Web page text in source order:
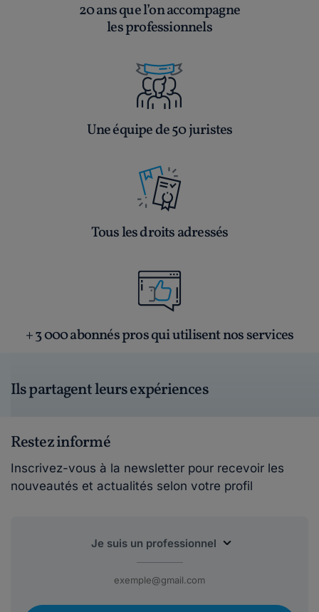
20 ans que l’on accompagne
les professionnels
Une équipe de 50 juristes
Tous les droits adressés
+ 3 000 abonnés pros qui utilisent nos services
Ils partagent leurs expériences
Restez informé
Inscrivez-vous à la newsletter pour recevoir les
nouveautés et actualités selon votre profil